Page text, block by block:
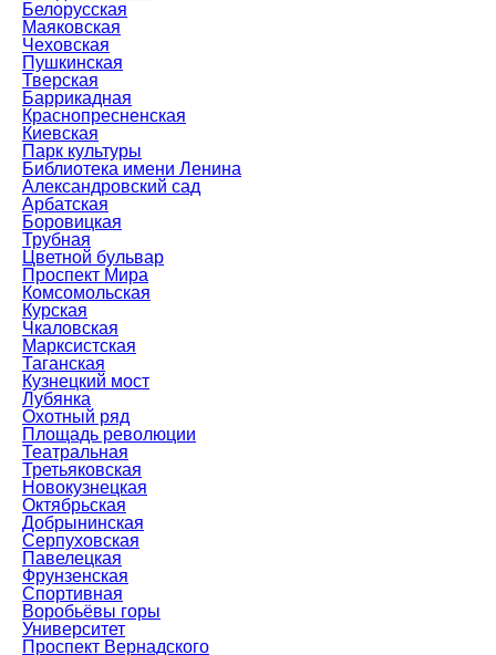
Белорусская
Маяковская
Чеховская
Пушкинская
Тверская
Баррикадная
Краснопресненская
Киевская
Парк культуры
Библиотека имени Ленина
Александровский сад
Арбатская
Боровицкая
Трубная
Цветной бульвар
Проспект Мира
Комсомольская
Курская
Чкаловская
Марксистская
Таганская
Кузнецкий мост
Лубянка
Охотный ряд
Площадь революции
Театральная
Третьяковская
Новокузнецкая
Октябрьская
Добрынинская
Серпуховская
Павелецкая
Фрунзенская
Спортивная
Воробьёвы горы
Университет
Проспект Вернадского